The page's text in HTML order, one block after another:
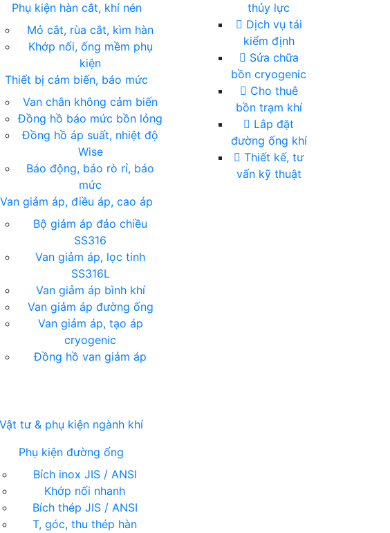
Phụ kiện hàn cắt, khí nén
Mỏ cắt, rùa cắt, kìm hàn
Khớp nối, ống mềm phụ
kiện
Thiết bị cảm biến, báo mức
Van chân không cảm biến
Đồng hồ báo mức bồn lỏng
Đồng hồ áp suất, nhiệt độ
Wise
Báo động, báo rò rỉ, báo
mức
Van giảm áp, điều áp, cao áp
Bộ giảm áp đảo chiều
SS316
Van giảm áp, lọc tinh
SS316L
Van giảm áp bình khí
Van giảm áp đường ống
Van giảm áp, tạo áp
cryogenic
Đồng hồ van giảm áp
thủy lực
Dịch vụ tái
kiểm định
Sửa chữa
bồn cryogenic
Cho thuê
bồn trạm khí
Lắp đặt
đường ống khí
Thiết kế, tư
vấn kỹ thuật
Vật tư & phụ kiện ngành khí
Phụ kiện đường ống
Bích inox JIS / ANSI
Khớp nối nhanh
Bích thép JIS / ANSI
T, góc, thu thép hàn